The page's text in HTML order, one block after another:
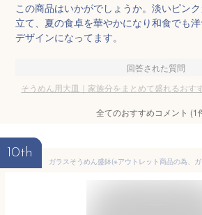
この商品はいかがでしょうか。淡いピン
立て、夏の食卓を華やかになり和食でも
デザインになってます。
回答された質問
そうめん用大皿｜家族分をまとめて盛れるおす
全てのおすすめコメント (1
10th